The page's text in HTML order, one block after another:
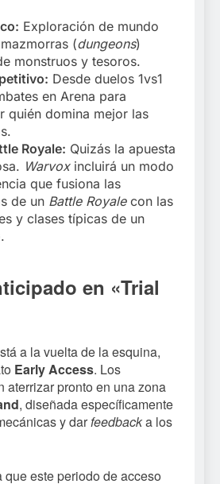
Exploración de mundo
(dungeons)
monstruos y tesoros.
Desde duelos 1vs1
en Arena para
quién domina mejor las
Royale: Quizás la apuesta
Warvoxincluirá un modo
que fusiona las
de un Battle Royalecon las
y clases típicas de un
en «Trial
a la vuelta de la esquina,
Early Access. Los
aterrizar pronto en una zona
, diseñada específicamente
y darfeedbacka los
que este periodo de acceso